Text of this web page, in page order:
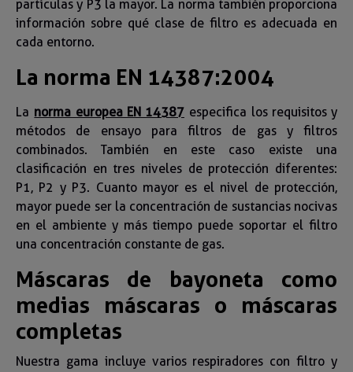
partículas y P3 la mayor. La norma también proporciona
información sobre qué clase de filtro es adecuada en
cada entorno.
La norma EN 14387:2004
La norma europea EN 14387 especifica los requisitos y
métodos de ensayo para filtros de gas y filtros
combinados. También en este caso existe una
clasificación en tres niveles de protección diferentes:
P1, P2 y P3. Cuanto mayor es el nivel de protección,
mayor puede ser la concentración de sustancias nocivas
en el ambiente y más tiempo puede soportar el filtro
una concentración constante de gas.
Máscaras de bayoneta como
medias máscaras o máscaras
completas
Nuestra gama incluye varios respiradores con filtro y